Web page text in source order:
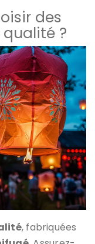
des
?
, fabriquées